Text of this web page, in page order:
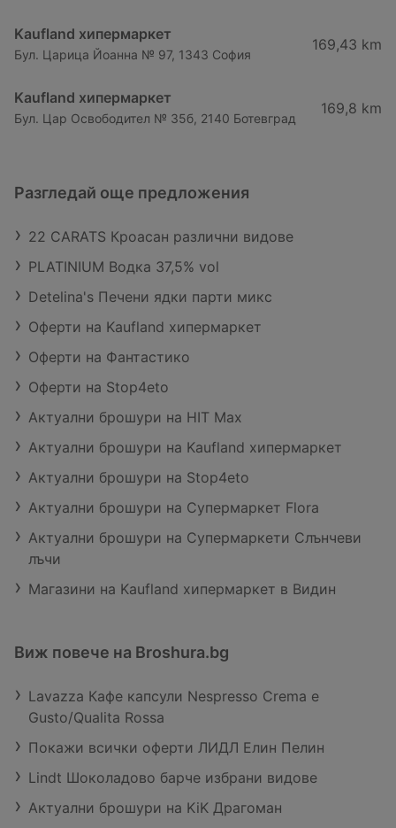
Kaufland хипермаркет
Бул. Царица Йоанна № 97, 1343 София
169,43 km
Kaufland хипермаркет
Бул. Цар Освободител № 35б, 2140 Ботевград
169,8 km
Разгледай още предложения
22 CARATS Кроасан различни видове
PLATINIUM Водка 37,5% vol
Detelina's Печени ядки парти микс
Оферти на Kaufland хипермаркет
Оферти на Фантастико
Оферти на Stop4eto
Актуални брошури на HIT Max
Актуални брошури на Kaufland хипермаркет
Актуални брошури на Stop4eto
Актуални брошури на Супермаркет Flora
Актуални брошури на Супермаркети Слънчеви
лъчи
Магазини на Kaufland хипермаркет в Видин
Виж повече на Broshura.bg
Lavazza Кафе капсули Nespresso Crema e
Gusto/Qualita Rossa
Покажи всички оферти ЛИДЛ Елин Пелин
Lindt Шоколадово барче избрани видове
Актуални брошури на KiK Драгоман